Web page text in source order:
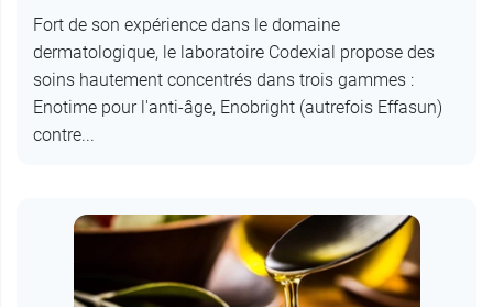
Fort de son expérience dans le domaine
dermatologique, le laboratoire Codexial propose des
soins hautement concentrés dans trois gammes :
Enotime pour l'anti-âge, Enobright (autrefois Effasun)
contre...